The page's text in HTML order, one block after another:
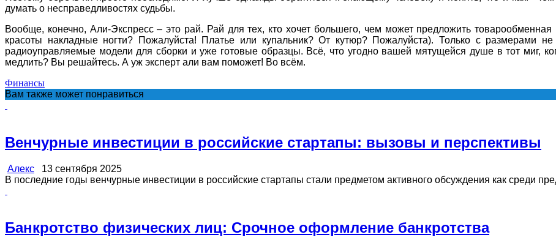
думать о несправедливостях судьбы.
Вообще, конечно, Али-Экспресс – это рай. Рай для тех, кто хочет большего, чем может предложить
красоты накладные ногти? Пожалуйста! Платье или купальник? От кутюр? Пожалуйста). Только с размерами
радиоуправляемые модели для сборки и уже готовые образцы. Всё, что угодно вашей мятущейся душе в тот миг,
медлить? Вы решайтесь. А уж эксперт али вам поможет! Во всём.
Финансы
Вам также может понравиться
Венчурные инвестиции в российские стартапы: вызовы и перспективы
Алекс 13 сентября 2025
В последние годы венчурные инвестиции в российские стартапы стали предметом активного обсуждения как среди
Банкротство физических лиц: Срочное оформление банкротства